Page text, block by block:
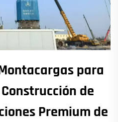
para
de
Premium de